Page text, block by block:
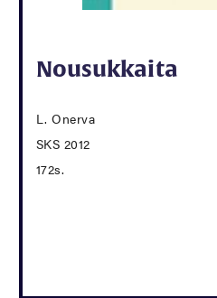
Nousukkaita
L. Onerva
SKS 2012
172s.